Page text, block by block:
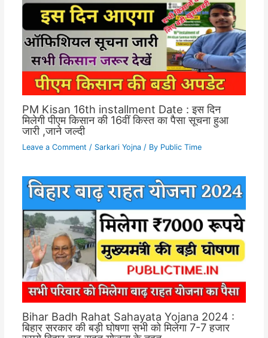
PM Kisan 16th installment Date : इस दिन
मिलेगी पीएम किसान की 16वीं किस्त का पैसा सूचना हुआ
जारी ,जाने जल्दी
Leave a Comment / Sarkari Yojna/ By Public Time
Bihar Badh Rahat Sahayata Yojana 2024 :
बिहार सरकार की बड़ी घोषणा सभी को मिलेगा 7-7 हजार